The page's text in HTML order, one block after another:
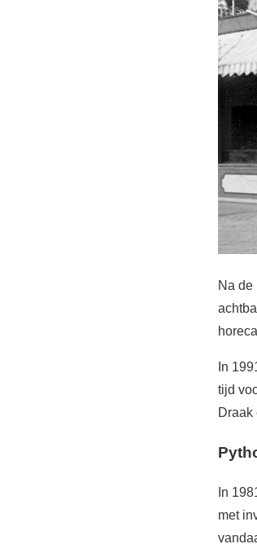
Na de
In
tijd
Draak
In
met